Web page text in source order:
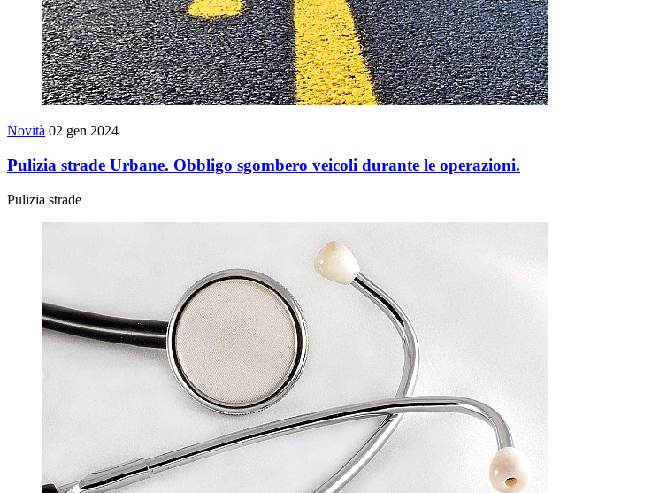
Novità 02 gen 2024
Pulizia strade Urbane. Obbligo sgombero veicoli durante le operazioni.
Pulizia strade